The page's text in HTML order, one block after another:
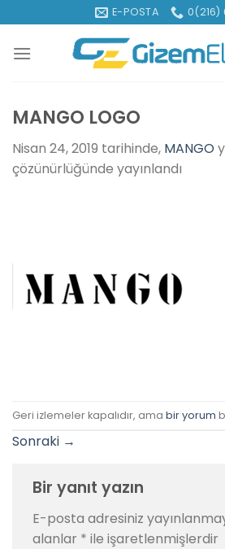
atla
E-POSTA 0(216)
MANGO LOGO
Nisan 24, 2019 tarihinde, MANGO
çözünürlüğünde yayınlandı
Geri izlemeler kapalıdır, ama bir yorum
Sonraki →
Bir yanıt yazın
E-posta adresiniz
alanlar * ile işaretlenmişlerdir